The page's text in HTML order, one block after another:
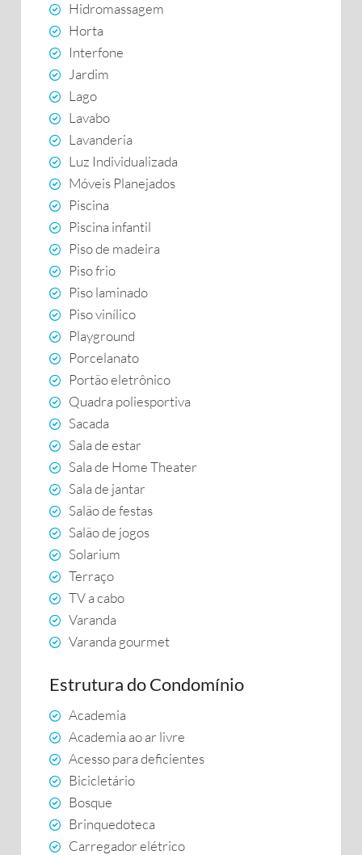
Hidromassagem
Horta
Interfone
Jardim
Lago
Lavabo
Lavanderia
Luz Individualizada
Móveis Planejados
Piscina
Piscina infantil
Piso de madeira
Piso frio
Piso laminado
Piso vinílico
Playground
Porcelanato
Portão eletrônico
Quadra poliesportiva
Sacada
Sala de estar
Sala de Home Theater
Sala de jantar
Salão de festas
Salão de jogos
Solarium
Terraço
TV a cabo
Varanda
Varanda gourmet
Estrutura do Condomínio
Academia
Academia ao ar livre
Acesso para deficientes
Bicicletário
Bosque
Brinquedoteca
Carregador elétrico